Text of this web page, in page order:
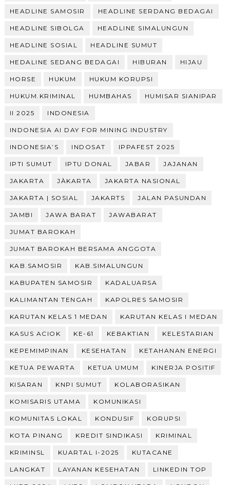
HEADLINE SAMOSIR HEADLINE SERDANG BEDAGAI
HEADLINE SIBOLGA HEADLINE SIMALUNGUN
HEADLINE SOSIAL HEADLINE SUMUT
HEDALINE SEDANG BEDAGAI HIBURAN HIJAU
HORSE HUKUM HUKUM KORUPSI
HUKUM.KRIMINAL HUMBAHAS HUMISAR SIANIPAR
II 2025 INDONESIA
INDONESIA AI DAY FOR MINING INDUSTRY
INDONESIA’S INDOSAT IPPAFEST 2025
IPTI SUMUT IPTU DONAL JABAR JAJANAN
JAKARTA JÀKARTA JAKARTA NASIONAL
JAKARTA | SOSIAL JAKARTS JALAN PASUNDAN
JAMBI JAWA BARAT JAWABARAT
JUMAT BAROKAH
JUMAT BAROKAH BERSAMA ANGGOTA
KAB.SAMOSIR KAB.SIMALUNGUN
KABUPATEN SAMOSIR KADALUARSA
KALIMANTAN TENGAH KAPOLRES SAMOSIR
KARUTAN KELAS 1 MEDAN KARUTAN KELAS I MEDAN
KASUS ACIOK KE-61 KEBAKTIAN KELESTARIAN
KEPEMIMPINAN KESEHATAN KETAHANAN ENERGI
KETUA PEWARTA KETUA UMUM KINERJA POSITIF
KISARAN KNPI SUMUT KOLABORASIKAN
KOMISARIS UTAMA KOMUNIKASI
KOMUNITAS LOKAL KONDUSIF KORUPSI
KOTA PINANG KREDIT SINDIKASI KRIMINAL
KRIMINSL KUARTAL I-2025 KUTACANE
LANGKAT LAYANAN KESEHATAN LINKEDIN TOP